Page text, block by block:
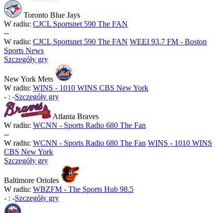
Toronto Blue Jays
W radiu: CJCL Sportsnet 590 The FAN
--
W radiu: CJCL Sportsnet 590 The FAN WEEI 93.7 FM - Boston
Sports News
Szczegóły gry
New York Mets
W radiu: WINS - 1010 WINS CBS New York
- : -Szczegóły gry
Atlanta Braves
W radiu: WCNN - Sports Radio 680 The Fan
--
W radiu: WCNN - Sports Radio 680 The Fan WINS - 1010 WINS
CBS New York
Szczegóły gry
Baltimore Orioles
W radiu: WBZFM - The Sports Hub 98.5
- : -Szczegóły gry